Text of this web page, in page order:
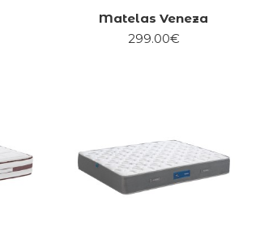
Matelas Veneza
299.00€